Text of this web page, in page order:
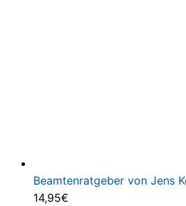
Beamtenratgeber von Jens
14,95€